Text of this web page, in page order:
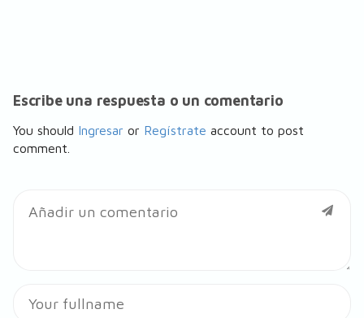
Escribe una respuesta o un comentario
You should Ingresar or Regístrate account to post
comment.